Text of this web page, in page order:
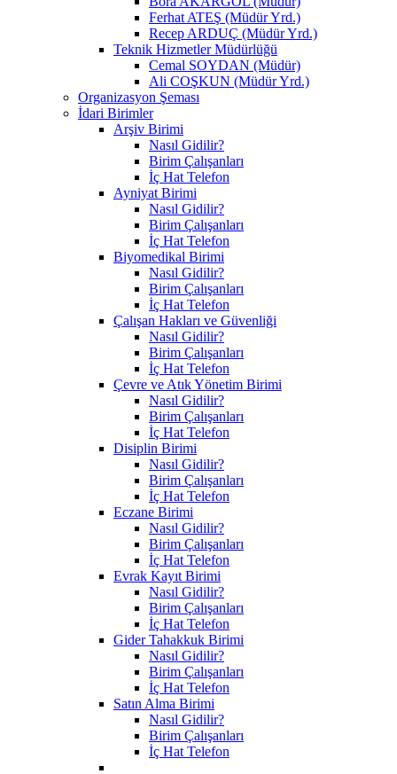
Ferhat ATEŞ (Müdür Yrd.)
Recep ARDUÇ (Müdür Yrd.)
Teknik Hizmetler Müdürlüğü
Cemal SOYDAN (Müdür)
Ali COŞKUN (Müdür Yrd.)
Organizasyon Şeması
İdari Birimler
Arşiv Birimi
Nasıl Gidilir?
Birim Çalışanları
İç Hat Telefon
Ayniyat Birimi
Nasıl Gidilir?
Birim Çalışanları
İç Hat Telefon
Biyomedikal Birimi
Nasıl Gidilir?
Birim Çalışanları
İç Hat Telefon
Çalışan Hakları ve Güvenliği
Nasıl Gidilir?
Birim Çalışanları
İç Hat Telefon
Çevre ve Atık Yönetim Birimi
Nasıl Gidilir?
Birim Çalışanları
İç Hat Telefon
Disiplin Birimi
Nasıl Gidilir?
Birim Çalışanları
İç Hat Telefon
Eczane Birimi
Nasıl Gidilir?
Birim Çalışanları
İç Hat Telefon
Evrak Kayıt Birimi
Nasıl Gidilir?
Birim Çalışanları
İç Hat Telefon
Gider Tahakkuk Birimi
Nasıl Gidilir?
Birim Çalışanları
İç Hat Telefon
Satın Alma Birimi
Nasıl Gidilir?
Birim Çalışanları
İç Hat Telefon